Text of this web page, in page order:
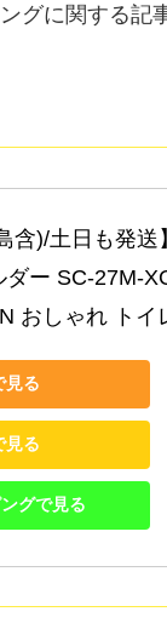
グに関する記
含)/土日も発
ダー SC-27M-
おしゃれ トイ
見る
見る
グで見る